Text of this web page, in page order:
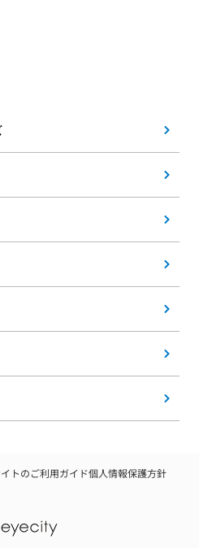
トのご利用ガイド個人情報保護方針